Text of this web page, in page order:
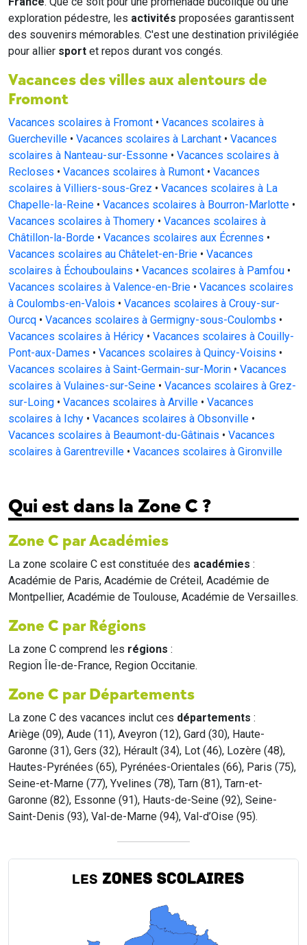
exploration pédestre, les activités proposées garantissent
des souvenirs mémorables. C'est une destination privilégiée
pour allier sport et repos durant vos congés.
Vacances des villes aux alentours de
Fromont
Vacances scolaires à Fromont • Vacances scolaires à
Guercheville • Vacances scolaires à Larchant • Vacances
scolaires à Nanteau-sur-Essonne • Vacances scolaires à
Recloses • Vacances scolaires à Rumont • Vacances
scolaires à Villiers-sous-Grez • Vacances scolaires à La
Chapelle-la-Reine • Vacances scolaires à Bourron-Marlotte •
Vacances scolaires à Thomery • Vacances scolaires à
Châtillon-la-Borde • Vacances scolaires aux Écrennes •
Vacances scolaires au Châtelet-en-Brie • Vacances
scolaires à Échouboulains • Vacances scolaires à Pamfou •
Vacances scolaires à Valence-en-Brie • Vacances scolaires
à Coulombs-en-Valois • Vacances scolaires à Crouy-sur-
Ourcq • Vacances scolaires à Germigny-sous-Coulombs •
Vacances scolaires à Héricy • Vacances scolaires à Couilly-
Pont-aux-Dames • Vacances scolaires à Quincy-Voisins •
Vacances scolaires à Saint-Germain-sur-Morin • Vacances
scolaires à Vulaines-sur-Seine • Vacances scolaires à Grez-
sur-Loing • Vacances scolaires à Arville • Vacances
scolaires à Ichy • Vacances scolaires à Obsonville •
Vacances scolaires à Beaumont-du-Gâtinais • Vacances
scolaires à Garentreville • Vacances scolaires à Gironville
Qui est dans la Zone C ?
Zone C par Académies
La zone scolaire C est constituée des académies :
Académie de Paris, Académie de Créteil, Académie de
Montpellier, Académie de Toulouse, Académie de Versailles.
Zone C par Régions
La zone C comprend les régions :
Region Île-de-France, Region Occitanie.
Zone C par Départements
La zone C des vacances inclut ces départements :
Ariège (09), Aude (11), Aveyron (12), Gard (30), Haute-
Garonne (31), Gers (32), Hérault (34), Lot (46), Lozère (48),
Hautes-Pyrénées (65), Pyrénées-Orientales (66), Paris (75),
Seine-et-Marne (77), Yvelines (78), Tarn (81), Tarn-et-
Garonne (82), Essonne (91), Hauts-de-Seine (92), Seine-
Saint-Denis (93), Val-de-Marne (94), Val-d’Oise (95).